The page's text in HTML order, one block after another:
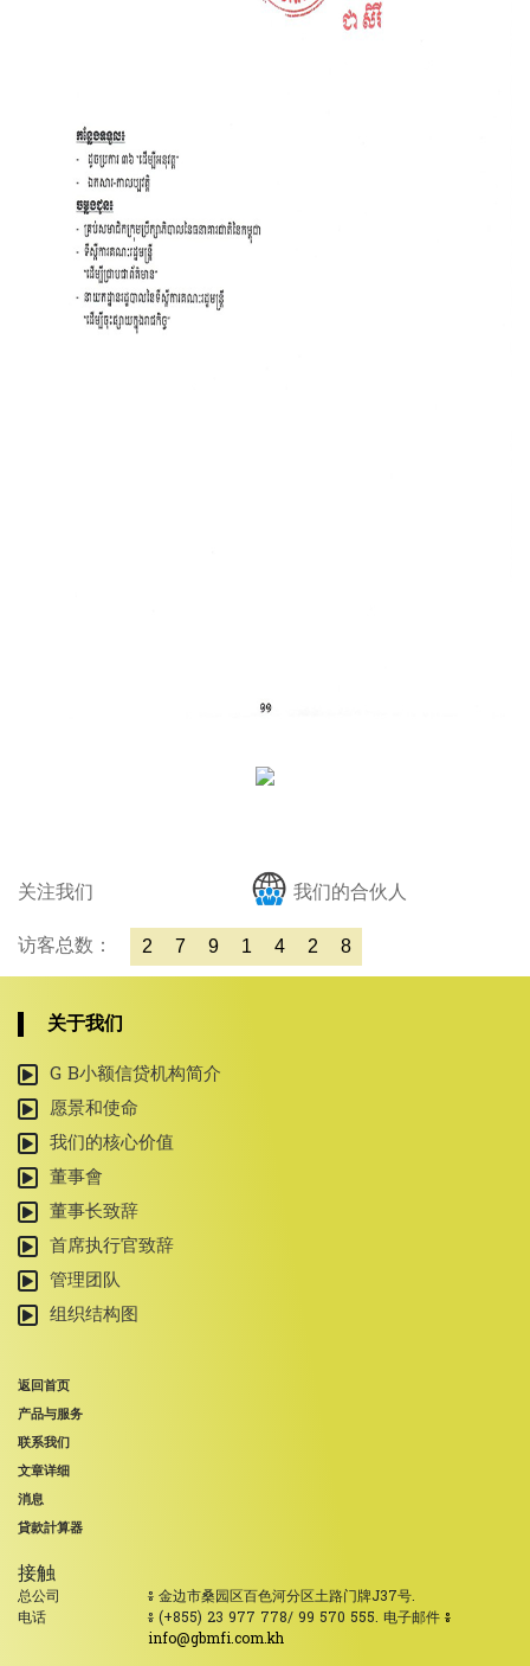
关注我们
我们的合伙人
访客总数：
2 7 9 1 4 2 8
关于我们
G B小额信贷机构简介
愿景和使命
我们的核心价值
董事會
董事长致辞
首席执行官致辞
管理团队
组织结构图
返回首页
产品与服务
联系我们
文章详细
消息
貸款計算器
接触
总公司
៖ 金边市桑园区百色河分区土路门牌J37号.
电话
៖ (+855) 23 977 778/ 99 570 555. 电子邮件៖
info@gbmfi.com.kh